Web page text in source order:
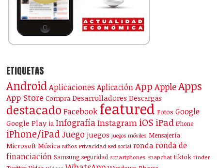
ETIQUETAS
Android Aplicaciones Aplicación App AppleApps
App Store Compra Desarrolladores Descargas
destacado Facebook featured Fotos Google
Google Play ia InfografíaInstagram iOS iPad iPhone
iPhone/iPad Juego juegos juegos móviles Mensajería
Microsoft Música Niños Privacidad Red social ronda ronda de
financiación Samsung seguridad smartphones Snapchat tiktok tinder